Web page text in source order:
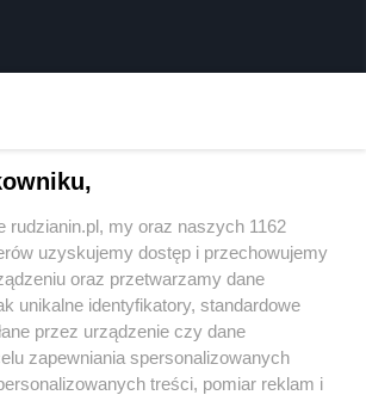
1 / 0
rudzianin.pl, my oraz naszych 1162
uzyskujemy dostęp i przechowujemy
oraz przetwarzamy dane
unikalne identyfikatory, standardowe
przez urządzenie czy dane
zapewniania spersonalizowanych
treści, pomiar reklam i